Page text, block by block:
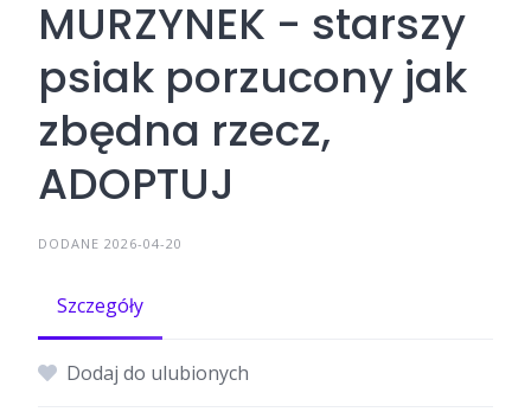
MURZYNEK - starszy
psiak porzucony jak
zbędna rzecz,
ADOPTUJ
DODANE 2026-04-20
Szczegóły
Dodaj do ulubionych